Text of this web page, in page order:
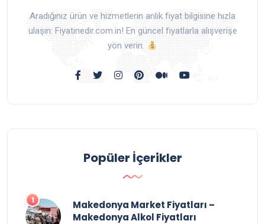
Aradığınız ürün ve hizmetlerin anlık fiyat bilgisine hızla
ulaşın: Fiyatinedir.com.in! En güncel fiyatlarla alışverişe
yön verin.
Popüler İçerikler
Makedonya Market Fiyatları –
Makedonya Alkol Fiyatları